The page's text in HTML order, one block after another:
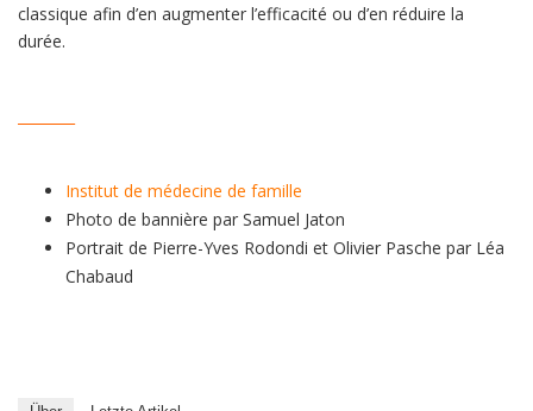
classique afin d’en augmenter l’efficacité ou d’en réduire la
durée.
Institut de médecine de famille
Photo de bannière par Samuel Jaton
Portrait de Pierre-Yves Rodondi et Olivier Pasche par Léa
Chabaud